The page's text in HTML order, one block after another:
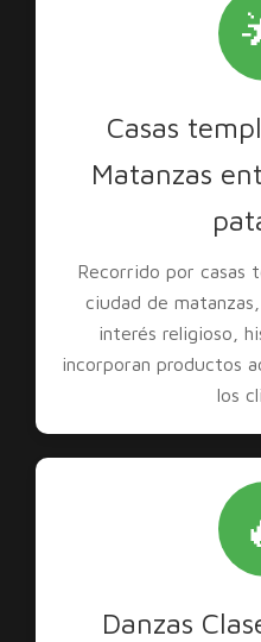
Casas
Matanzas
Recorrido por casas
ciudad de
interés religioso,
incorporan productos
los
Danzas